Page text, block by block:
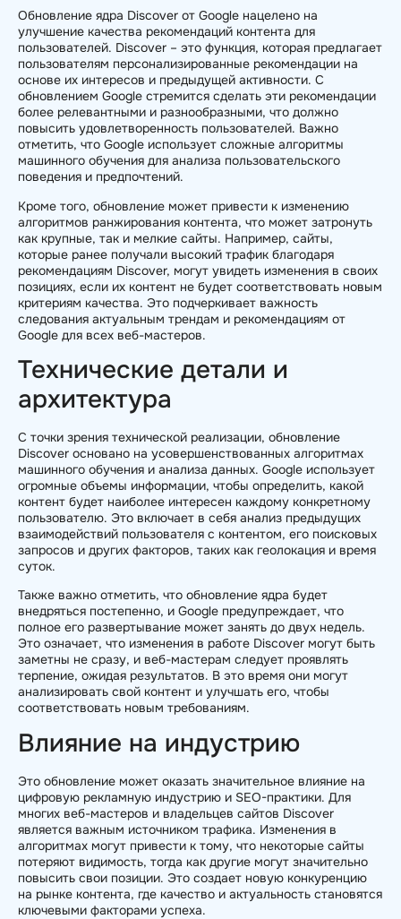
Обновление ядра Discover от Google нацелено на
улучшение качества рекомендаций контента для
пользователей. Discover – это функция, которая предлагает
пользователям персонализированные рекомендации на
основе их интересов и предыдущей активности. С
обновлением Google стремится сделать эти рекомендации
более релевантными и разнообразными, что должно
повысить удовлетворенность пользователей. Важно
отметить, что Google использует сложные алгоритмы
машинного обучения для анализа пользовательского
поведения и предпочтений.
Кроме того, обновление может привести к изменению
алгоритмов ранжирования контента, что может затронуть
как крупные, так и мелкие сайты. Например, сайты,
которые ранее получали высокий трафик благодаря
рекомендациям Discover, могут увидеть изменения в своих
позициях, если их контент не будет соответствовать новым
критериям качества. Это подчеркивает важность
следования актуальным трендам и рекомендациям от
Google для всех веб-мастеров.
Технические детали и
архитектура
С точки зрения технической реализации, обновление
Discover основано на усовершенствованных алгоритмах
машинного обучения и анализа данных. Google использует
огромные объемы информации, чтобы определить, какой
контент будет наиболее интересен каждому конкретному
пользователю. Это включает в себя анализ предыдущих
взаимодействий пользователя с контентом, его поисковых
запросов и других факторов, таких как геолокация и время
суток.
Также важно отметить, что обновление ядра будет
внедряться постепенно, и Google предупреждает, что
полное его развертывание может занять до двух недель.
Это означает, что изменения в работе Discover могут быть
заметны не сразу, и веб-мастерам следует проявлять
терпение, ожидая результатов. В это время они могут
анализировать свой контент и улучшать его, чтобы
соответствовать новым требованиям.
Влияние на индустрию
Это обновление может оказать значительное влияние на
цифровую рекламную индустрию и SEO-практики. Для
многих веб-мастеров и владельцев сайтов Discover
является важным источником трафика. Изменения в
алгоритмах могут привести к тому, что некоторые сайты
потеряют видимость, тогда как другие могут значительно
повысить свои позиции. Это создает новую конкуренцию
на рынке контента, где качество и актуальность становятся
ключевыми факторами успеха.